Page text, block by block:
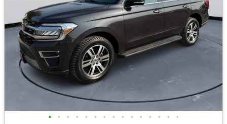
• • • • • • • • • • • • • • •